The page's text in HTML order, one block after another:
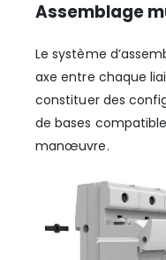
Assemblage
Le système
axe entre chaque
constituer des
de bases
manœuvre.